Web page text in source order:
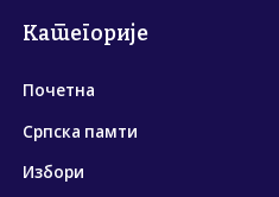
Категорије
Почетна
Српска памти
Избори